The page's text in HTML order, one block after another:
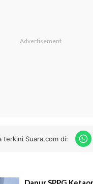
terkini Suara.com di: